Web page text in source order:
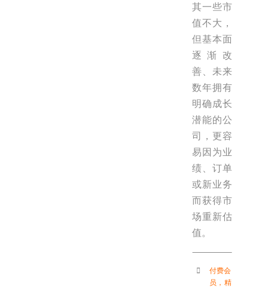
其一些市
值不大，
但基本面
逐渐改
善、未来
数年拥有
明确成长
潜能的公
司，更容
易因为业
绩、订单
或新业务
而获得市
场重新估
值。
付费会
员 ， 精